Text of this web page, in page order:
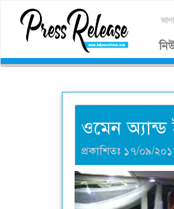
ওমেন
প্রকাশিতঃ ১৭/০৯/